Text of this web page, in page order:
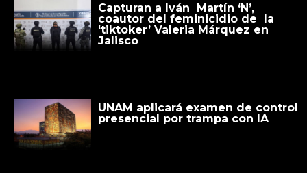
Capturan a Iván Martín ‘N’,
coautor del feminicidio de la
‘tiktoker’ Valeria Márquez en
Jalisco
UNAM aplicará examen de control
presencial por trampa con IA